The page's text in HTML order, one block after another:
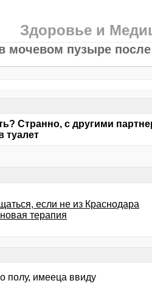
Здоровье и
мочевом пузыре после
Странно, с другими
туалет
если не из Краснодара
терапия
полу, имееца ввиду